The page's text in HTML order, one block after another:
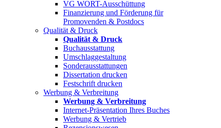
VG WORT-Ausschüttung
Finanzierung und Förderung für
Promovenden & Postdocs
Qualität & Druck
Qualität & Druck
Buchausstattung
Umschlaggestaltung
Sonderausstattungen
Dissertation drucken
Festschrift drucken
Werbung & Verbreitung
Werbung & Verbreitung
Internet-Präsentation Ihres Buches
Werbung & Vertrieb